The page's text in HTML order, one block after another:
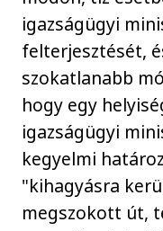
igazságügyi
felterjesztését,
szokatlanabb
hogy egy
igazságügyi
kegyelmi
"kihagyásra
megszokott út,